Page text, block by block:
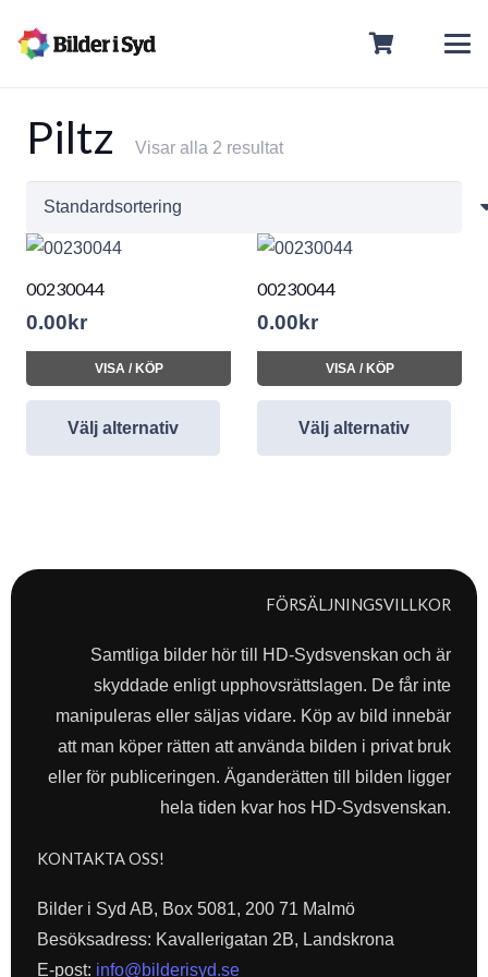
Piltz Visar alla 2 resultat
00230044
0.00 kr
VISA / KÖP
Välj alternativ
00230044
0.00 kr
VISA / KÖP
Välj alternativ
FÖRSÄLJNINGSVILLKOR
Samtliga bilder hör till HD-Sydsvenskan och är
skyddade enligt upphovsrättslagen. De får inte
manipuleras eller säljas vidare. Köp av bild innebär
att man köper rätten att använda bilden i privat bruk
eller för publiceringen. Äganderätten till bilden ligger
hela tiden kvar hos HD-Sydsvenskan.
KONTAKTA OSS!
Bilder i Syd AB, Box 5081, 200 71 Malmö
Besöksadress: Kavallerigatan 2B, Landskrona
E-post: info@bilderisyd.se